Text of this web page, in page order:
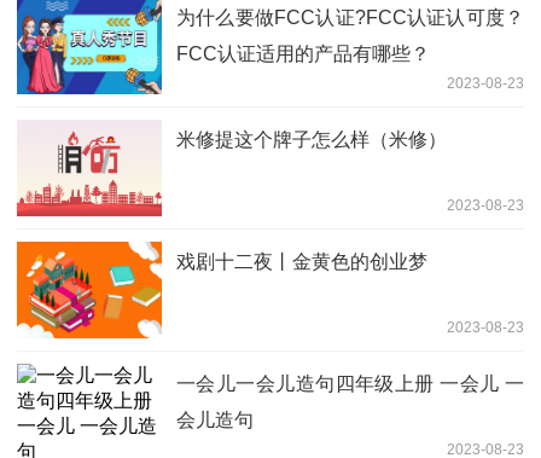
为什么要做FCC认证?FCC认证认可度？
FCC认证适用的产品有哪些？
2023-08-23
米修提这个牌子怎么样（米修）
2023-08-23
戏剧十二夜丨金黄色的创业梦
2023-08-23
一会儿一会儿造句四年级上册 一会儿 一
会儿造句
2023-08-23